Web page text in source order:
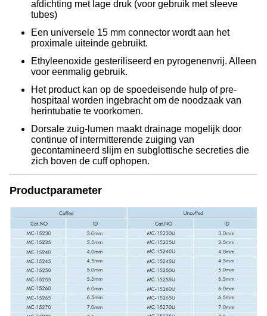
afdichting met lage druk (voor gebruik met sleeve
tubes)
Een universele 15 mm connector wordt aan het
proximale uiteinde gebruikt.
Ethyleenoxide gesteriliseerd en pyrogenenvrij. Alleen
voor eenmalig gebruik.
Het product kan op de spoedeisende hulp of pre-
hospitaal worden ingebracht om de noodzaak van
herintubatie te voorkomen.
Dorsale zuig-lumen maakt drainage mogelijk door
continue of intermitterende zuiging van
gecontamineerd slijm en subglottische secreties die
zich boven de cuff ophopen.
Productparameter